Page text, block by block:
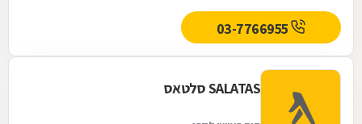
03-7766955
SALATAS סלטאס